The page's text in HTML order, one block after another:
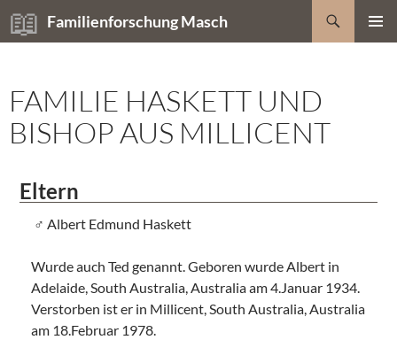
Zum
Inhalt
Familienforschung Masch
Suchen
FAMILIE HASKETT UND
BISHOP AUS MILLICENT
Eltern
Albert Edmund Haskett
Wurde auch Ted genannt. Geboren wurde Albert in
Adelaide, South Australia, Australia am 4.Januar 1934.
Verstorben ist er in Millicent, South Australia, Australia
am 18.Februar 1978.